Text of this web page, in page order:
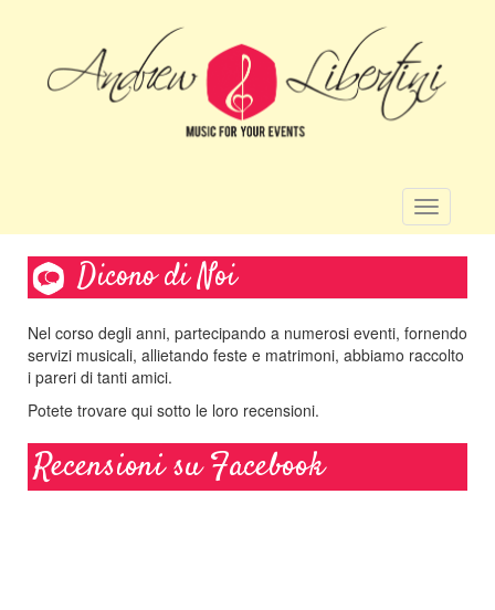
principale
Toggle
Dicono di Noi
Nel corso degli anni, partecipando a numerosi eventi, fornendo
servizi musicali, allietando feste e matrimoni, abbiamo raccolto
i pareri di tanti amici.
Potete trovare qui sotto le loro recensioni.
Recensioni su Facebook